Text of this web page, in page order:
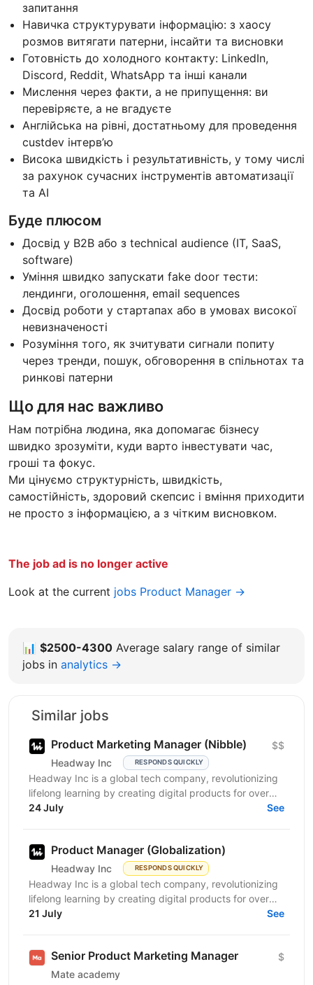
запитання
Навичка структурувати інформацію: з хаосу
розмов витягати патерни, інсайти та висновки
Готовність до холодного контакту: LinkedIn,
Discord, Reddit, WhatsApp та інші канали
Мислення через факти, а не припущення: ви
перевіряєте, а не вгадуєте
Англійська на рівні, достатньому для проведення
custdev інтерв’ю
Висока швидкість і результативність, у тому числі
за рахунок сучасних інструментів автоматизації
та AI
Буде плюсом
Досвід у B2B або з technical audience (IT, SaaS,
software)
Уміння швидко запускати fake door тести:
лендинги, оголошення, email sequences
Досвід роботи у стартапах або в умовах високої
невизначеності
Розуміння того, як зчитувати сигнали попиту
через тренди, пошук, обговорення в спільнотах та
ринкові патерни
Що для нас важливо
Нам потрібна людина, яка допомагає бізнесу
швидко зрозуміти, куди варто інвестувати час,
гроші та фокус.
Ми цінуємо структурність, швидкість,
самостійність, здоровий скепсис і вміння приходити
не просто з інформацією, а з чітким висновком.
The job ad is no longer active
Look at the current jobs Product Manager →
📊 $2500-4300 Average salary range of similar
jobs in analytics →
Similar jobs
Product Marketing Manager (Nibble)
Headway Inc RESPONDS QUICKLY
$$
Headway Inc is a global tech company, revolutionizing
lifelong learning by creating digital products for over
150 million users worldwide. Our mission is to...
24 July See
Product Manager (Globalization)
Headway Inc RESPONDS QUICKLY
Headway Inc is a global tech company, revolutionizing
lifelong learning by creating digital products for over
170 million users worldwide. Our mission is to...
21 July See
Senior Product Marketing Manager
Mate academy
$